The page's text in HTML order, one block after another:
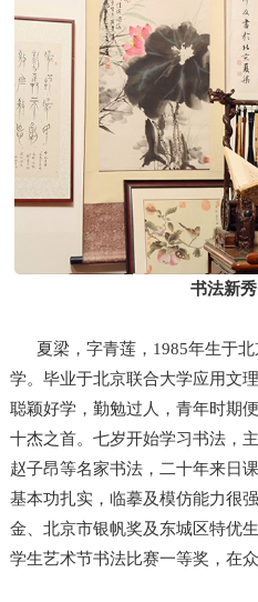
书法新
夏梁，字青莲，1985年生于北
学。毕业于北京联合大学应用文
聪颖好学，勤勉过人，青年时期
十杰之首。七岁开始学习书法，
赵子昂等名家书法，二十年来日
基本功扎实，临摹及模仿能力很
金、北京市银帆奖及东城区特优
学生艺术节书法比赛一等奖，在